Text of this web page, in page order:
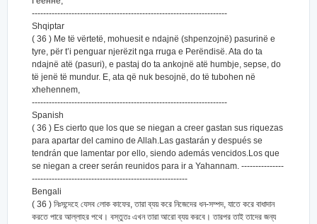
---------------------------------------------------------------------
Shqiptar
( 36 ) Me të vërtetë, mohuesit e ndajnë (shpenzojnë) pasurinë e
tyre, për t’i penguar njerëzit nga rruga e Perëndisë. Ata do ta
ndajnë atë (pasuri), e pastaj do ta ankojnë atë humbje, sepse, do
të jenë të mundur. E, ata që nuk besojnë, do të tubohen në
xhehennem,
---------------------------------------------------------------------
Spanish
( 36 ) Es cierto que los que se niegan a creer gastan sus riquezas
para apartar del camino de Allah.Las gastarán y después se
tendrán que lamentar por ello, siendo además vencidos.Los que
se niegan a creer serán reunidos para ir a Yahannam. ---------------
-------------------------------------------------------
Bengali
( 36 ) নিঃসন্দেহে যেসব লোক কাফের, তারা ব্যয় করে নিজেদের ধন-সম্পদ, যাতে করে বাধাদান
করতে পারে আল্লাহর পথে। বস্তুতঃ এখন তারা আরো ব্যয় করবে। তারপর তাই তাদের জন্য